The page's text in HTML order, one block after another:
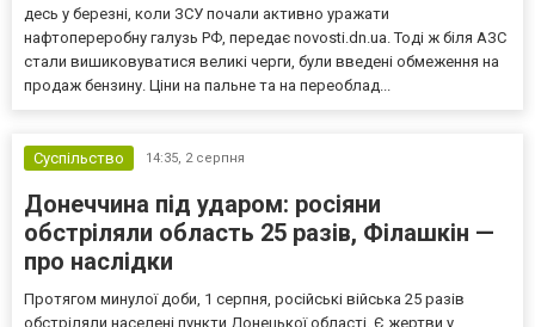
десь у березні, коли ЗСУ почали активно уражати
нафтопереробну галузь РФ, передає novosti.dn.ua. Тоді ж біля АЗС
стали вишиковуватися великі черги, були введені обмеження на
продаж бензину. Ціни на пальне та на переоблад...
Суспільство 14:35, 2 серпня
Донеччина під ударом: росіяни
обстріляли область 25 разів, Філашкін —
про наслідки
Протягом минулої доби, 1 серпня, російські війська 25 разів
обстріляли населені пункти Донецької області. Є жертви у